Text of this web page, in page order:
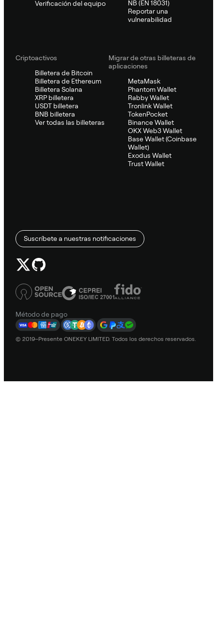
Verificación del equipo
NB (EN 18031)
Reportar una
vulnerabilidad
Criptoactivos
Billetera de Bitcoin
Billetera de Ethereum
Billetera Solana
XRP billetera
USDT billetera
BNB billetera
Ver todas las billeteras
Migrar de otras billeteras de
aplicaciones
MetaMask
Phantom Wallet
Rabby Wallet
Tronlink Wallet
TokenPocket
Binance Wallet
OKX Web3 Wallet
Base Wallet (Coinbase
Wallet)
Exodus Wallet
Trust Wallet
Suscríbete a nuestras notificaciones
Método de pago
© 2019–Presente ONEKEY LIMITED. Todos los derechos reservados.